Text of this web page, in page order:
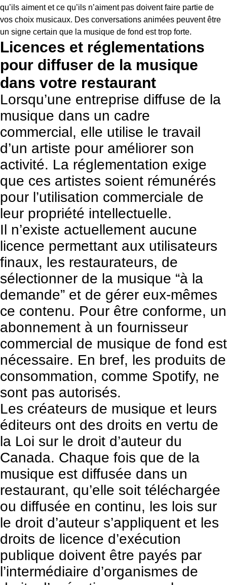
qu’ils aiment et ce qu’ils n’aiment pas doivent faire partie de
vos choix musicaux. Des conversations animées peuvent être
un signe certain que la musique de fond est trop forte.
Licences et réglementations
pour diffuser de la musique
dans votre restaurant
Lorsqu’une entreprise diffuse de la
musique dans un cadre
commercial, elle utilise le travail
d’un artiste pour améliorer son
activité. La réglementation exige
que ces artistes soient rémunérés
pour l’utilisation commerciale de
leur propriété intellectuelle.
Il n’existe actuellement aucune
licence permettant aux utilisateurs
finaux, les restaurateurs, de
sélectionner de la musique “à la
demande” et de gérer eux-mêmes
ce contenu. Pour être conforme, un
abonnement à un fournisseur
commercial de musique de fond est
nécessaire. En bref, les produits de
consommation, comme Spotify, ne
sont pas autorisés.
Les créateurs de musique et leurs
éditeurs ont des droits en vertu de
la Loi sur le droit d’auteur du
Canada. Chaque fois que de la
musique est diffusée dans un
restaurant, qu’elle soit téléchargée
ou diffusée en continu, les lois sur
le droit d’auteur s’appliquent et les
droits de licence d’exécution
publique doivent être payés par
l’intermédiaire d’organismes de